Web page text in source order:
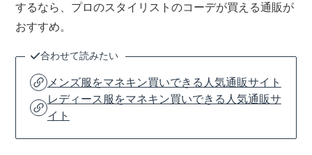
するなら、プロのスタイリストのコーデが買える通販が
おすすめ。
合わせて読みたい
メンズ服をマネキン買いできる人気通販サイト
レディース服をマネキン買いできる人気通販サ
イト